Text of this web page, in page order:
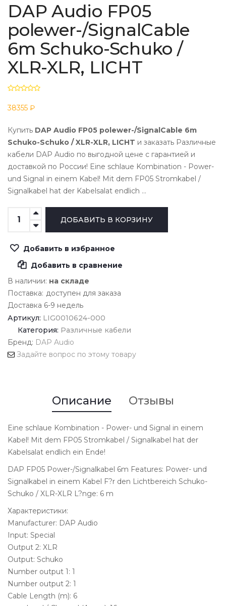
DAP Audio FP05
polewer-/SignalCable
6m Schuko-Schuko /
XLR-XLR, LICHT
38355 ₽
Купить DAP Audio FP05 polewer-/SignalCable 6m
Schuko-Schuko / XLR-XLR, LICHT и заказать Различные
кабели DAP Audio по выгодной цене с гарантией и
доставкой по России! Eine schlaue Kombination - Power-
und Signal in einem Kabel! Mit dem FP05 Stromkabel /
Signalkabel hat der Kabelsalat endlich ...
Добавить в избранное
Добавить в сравнение
В наличии: на складе
Поставка: доступен для заказа
Доставка 6-9 недель
Артикул: LIG0010624-000
Категория: Различные кабели
Бренд: DAP Audio
Задайте вопрос по этому товару
Описание Отзывы
Eine schlaue Kombination - Power- und Signal in einem
Kabel! Mit dem FP05 Stromkabel / Signalkabel hat der
Kabelsalat endlich ein Ende!
DAP FP05 Power-/Signalkabel 6m Features: Power- und
Signalkabel in einem Kabel F?r den Lichtbereich Schuko-
Schuko / XLR-XLR L?nge: 6 m
Характеристики:
Manufacturer: DAP Audio
Input: Special
Output 2: XLR
Output: Schuko
Number output 1: 1
Number output 2: 1
Cable Length (m): 6